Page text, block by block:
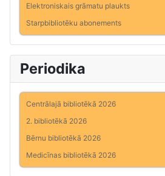
Elektroniskais grāmatu plaukts
Starpbibliotēku abonements
Periodika
Centrālajā bibliotēkā 2026
2. bibliotēkā 2026
Bērnu bibliotēkā 2026
Medicīnas bibliotēkā 2026